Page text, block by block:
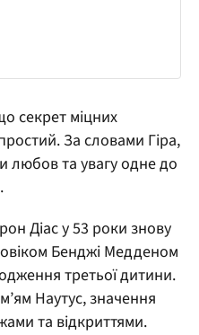
секрет міцних
За словами Гіра,
та увагу одне до
Діас у 53 роки знову
Бенджі Медденом
третьої дитини.
Наутус, значення
та відкриттями.